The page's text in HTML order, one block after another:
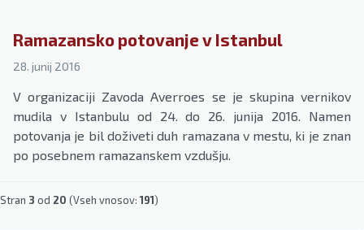
Ramazansko potovanje v Istanbul
28. junij 2016
V organizaciji Zavoda Averroes se je skupina vernikov
mudila v Istanbulu od 24. do 26. junija 2016. Namen
potovanja je bil doživeti duh ramazana v mestu, ki je znan
po posebnem ramazanskem vzdušju.
Stran 3 od 20 (Vseh vnosov:191)